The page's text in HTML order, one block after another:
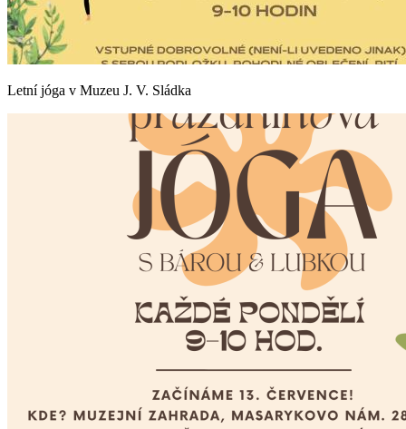
Letní jóga v Muzeu J. V. Sládka